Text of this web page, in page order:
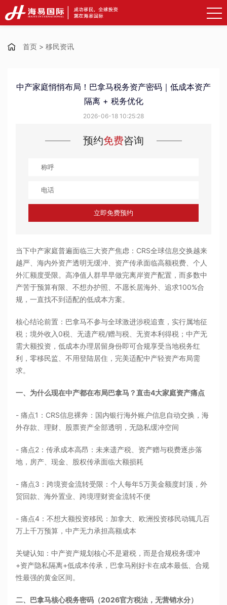
首页 > 移民资讯
中产家庭悄悄布局！巴拿马税务资产密码｜低成本资产
隔离 + 税务优化
2026-06-18 10:25:28
预约免费咨询
立即免费预约
当下中产家庭普遍面临三大资产焦虑：CRS全球信息交换越来
越严、海内外资产透明无缓冲、资产传承面临高额税费、个人
外汇额度受限。高净值人群早早做完离岸资产配置，而多数中
产苦于预算有限、不想办护照、不愿长居海外、追求100%合
规，一直找不到适配的低成本方案。
核心结论前置：巴拿马不参与全球激进涉税追查，实行属地征
税；境外收入0税、无遗产税/赠与税、无资本利得税；中产无
需大额投资，低成本办理居留身份即可合规享受当地税务红
利，零移民监、不用登陆居住，完美适配中产轻资产布局需
求。
一、为什么现在中产都在布局巴拿马？直击4大家庭资产痛点
- 痛点1：CRS信息裸奔：国内银行海外账户信息自动交换，海
外存款、理财、股票资产全部透明，无隐私缓冲空间
- 痛点2：传承成本高昂：未来遗产税、资产赠与税费逐步落
地，房产、现金、股权传承面临大额损耗
- 痛点3：跨境资金流转受限：个人每年5万美金额度封顶，外
贸回款、海外置业、跨境理财资金流转不便
- 痛点4：不想大额投资移民：加拿大、欧洲投资移民动辄几百
万上千万预算，中产无力承担高额成本
关键认知：中产资产规划核心不是避税，而是合规税务缓冲
+资产隐私隔离+低成本传承，巴拿马刚好卡在成本最低、合规
性最强的黄金区间。
二、巴拿马核心税务密码（2026官方税法，无营销水分）